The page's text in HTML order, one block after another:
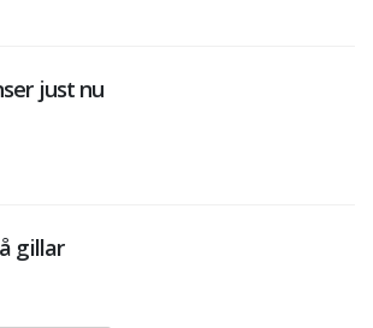
just nu
gillar